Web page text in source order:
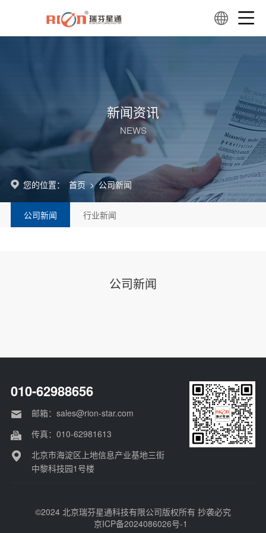
新闻资讯
NEWS
您的位置： 首页 > 公司新闻
公司新闻 行业新闻
公司新闻
010-62988656
邮箱：sales@rion-star.com
传真：010-62981613
北京市海淀区上地信息产业基地三街
中黎科技园1号楼
©2024 北京瑞芬星通科技有限公司版权所有 抄袭必究
京ICP备2024086026号-1